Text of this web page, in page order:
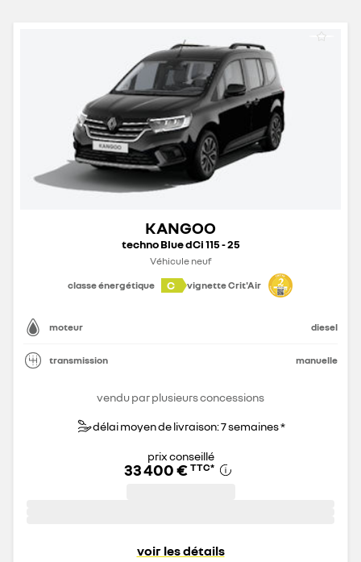
KANGOO
techno Blue dCi 115 - 25
Véhicule neuf
classe énergétique
C vignette Crit'Air
moteur diesel
transmission manuelle
vendu par plusieurs concessions
délai moyen de livraison: 7 semaines *
prix conseillé
33 400 € TTC*
voir les détails